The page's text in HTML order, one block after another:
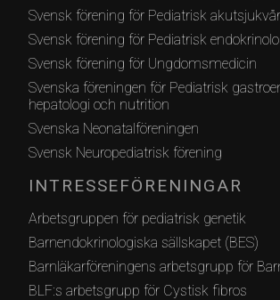
Svensk förening för Pediatrisk
Svensk förening för Pediatrisk
Svensk förening för Ungdomsmedicin
Svenska föreningen för Pediatrisk
hepatologi och nutrition
Svenska Neonatalföreningen
Svensk Neuropediatrisk förening
INTRESSEFÖRENINGAR
Arbetsgruppen för pediatrisk genetik
Barnendokrinologiska sällskapet (BES)
Barnläkarföreningens arbetsgrupp för
BLF:s arbetsgrupp för Cystisk fibros